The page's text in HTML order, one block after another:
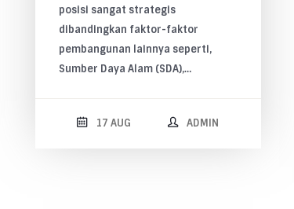
posisi sangat strategis
dibandingkan faktor-faktor
pembangunan lainnya seperti,
Sumber Daya Alam (SDA),…
17 AUG ADMIN